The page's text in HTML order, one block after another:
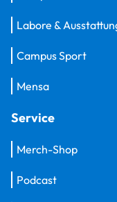
Labore &
Campus Sport
Mensa
Service
Merch-Shop
Podcast